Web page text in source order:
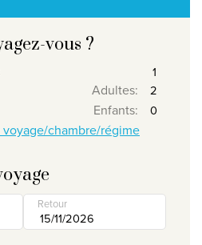
offres
vous ?
Adultes:
Enfants:
chambre/régime
Retour